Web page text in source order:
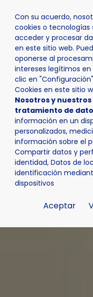
Con su acuerdo,
cookies o tecnologías
acceder y procesar
en este sitio web.
oponerse al
intereses legítimos
clic en
Cookies en este sitio
Nosotros y
tratamiento de
información en un
personalizados,
información sobre el
Compartir datos y
identidad, Datos de
identificación
dispositivos
Aceptar
Inicio Actualidad